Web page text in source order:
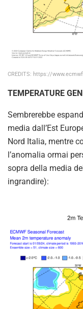
CREDITS: https://
TEMPERATURE
Sembrerebbe
media dall’Est
Nord Italia, mentre
l’anomalia ormai
sopra della media
ingrandire):